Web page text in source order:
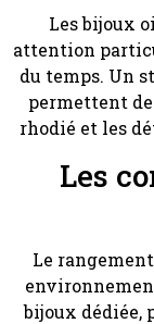
Les bijoux
attention
du temps. Un
permettent
rhodié et les
Les
Le
bijoux dédiée,